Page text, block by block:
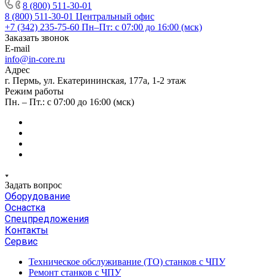
8 (800) 511-30-01
8 (800) 511-30-01 Центральный офис
+7 (342) 235-75-60 Пн–Пт: с 07:00 до 16:00 (мск)
Заказать звонок
E-mail
info@in-core.ru
Адрес
г. Пермь, ул. ​Екатерининская, 177а, ​1-2 этаж
Режим работы
Пн. – Пт.: с 07:00 до 16:00 (мск)
Задать вопрос
Оборудование
Оснастка
Спецпредложения
Контакты
Сервис
Техническое обслуживание (ТО) станков с ЧПУ
Ремонт станков с ЧПУ